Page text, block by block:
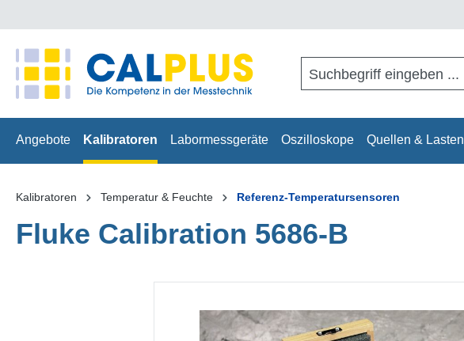
Angebote Kalibratoren Labormessgeräte Oszilloskope Quellen & Lasten
Kalibratoren Temperatur & Feuchte Referenz-Temperatursensoren
Fluke Calibration 5686-B